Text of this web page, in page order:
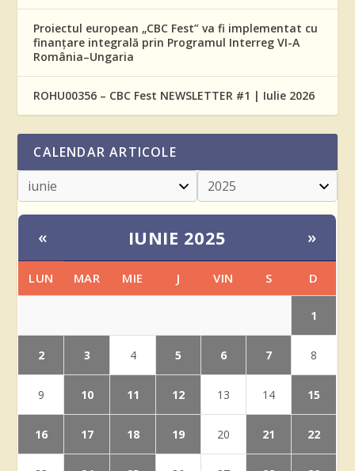
Proiectul european „CBC Fest” va fi implementat cu
finanțare integrală prin Programul Interreg VI-A
România–Ungaria
ROHU00356 – CBC Fest NEWSLETTER #1 | Iulie 2026
CALENDAR ARTICOLE
« IUNIE 2025 »
LUN MAR MIE J VIN S D
1
2 3 4 5 6 7 8
9 10 11 12 13 14 15
16 17 18 19 20 21 22